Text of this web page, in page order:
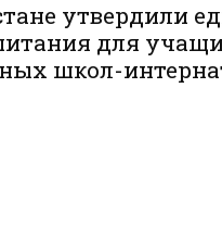
утвердили
для
школ-